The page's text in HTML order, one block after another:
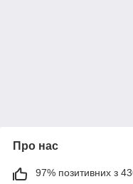
Про нас
97% позитивних з